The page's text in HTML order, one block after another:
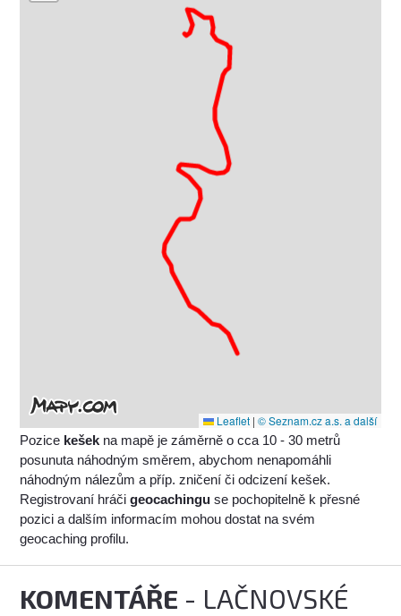
Leaflet | © Seznam.cz a.s. a další
Pozice kešek na mapě je záměrně o cca 10 - 30 metrů
posunuta náhodným směrem, abychom nenapomáhli
náhodným nálezům a příp. zničení či odcizení kešek.
Registrovaní hráčigeocachingu se pochopitelně k přesné
pozici a dalším informacím mohou dostat na svém
geocaching profilu.
KOMENTÁŘE - LAČNOVSKÉ